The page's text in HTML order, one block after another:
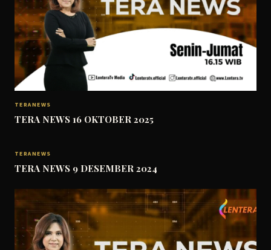
TERANEWS
TERA NEWS 16 OKTOBER 2025
TERANEWS
TERA NEWS 9 DESEMBER 2024